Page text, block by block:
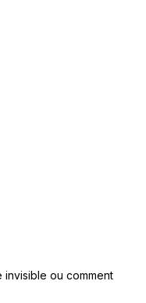
ou comment